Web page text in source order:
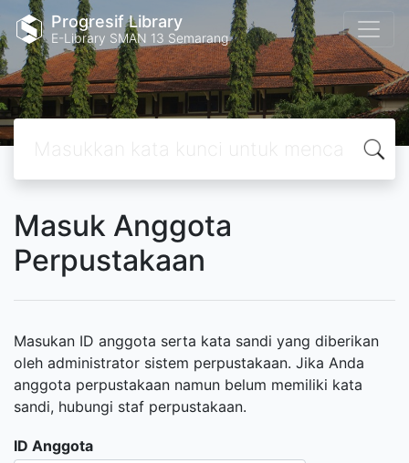
Progresif Library
E-Library SMAN 13 Semarang
Masuk Anggota
Perpustakaan
Masukan ID anggota serta kata sandi yang diberikan
oleh administrator sistem perpustakaan. Jika Anda
anggota perpustakaan namun belum memiliki kata
sandi, hubungi staf perpustakaan.
ID Anggota